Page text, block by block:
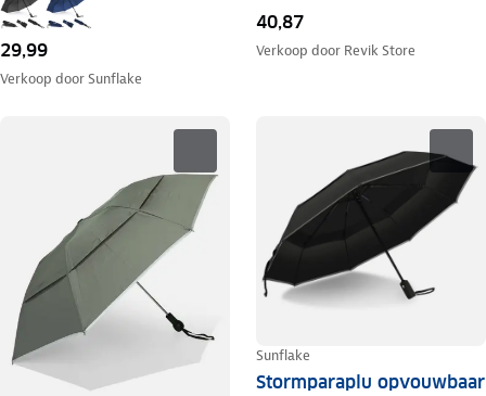
29,99
Verkoop doorSunflake
40,87
Verkoop door Revik Store
Sunflake
Stormparaplu opvouwbaar